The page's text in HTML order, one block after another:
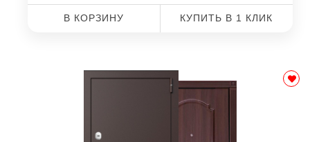
В КОРЗИНУ КУПИТЬ В 1 КЛИК